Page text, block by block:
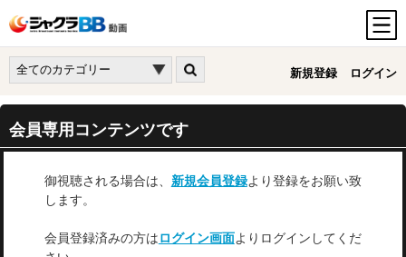
新規登録 ログイン
会員専用コンテンツです
御視聴される場合は、 新規会員登録より登録をお願い致
します。
会員登録済みの方はログイン画面よりログインしてくだ